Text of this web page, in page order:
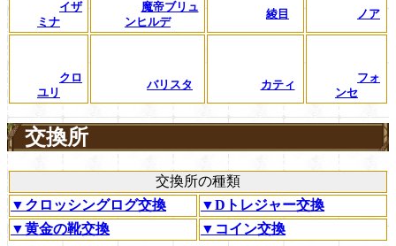
イザ
ミナ
魔帝ブリュ
ンヒルデ
綾目 ノア
クロ
ユリ
バリスタ カティ
フォ
ンセ
交換所
交換所の種類
▼クロッシングログ交換
▼Dトレジャー交換
▼黄金の靴交換
▼コイン交換